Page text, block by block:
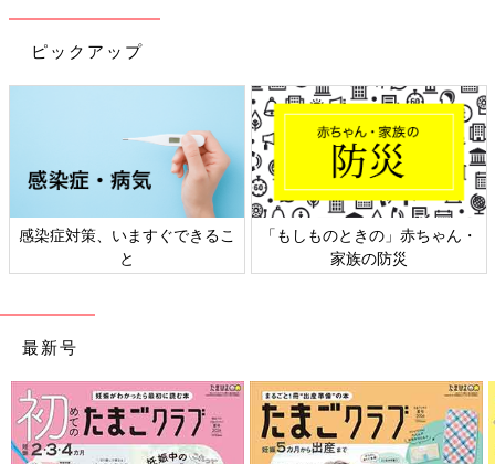
ピックアップ
日本外来小児科学会リーフレッ
ト検討会
六星占術 細木かおりさんの人生
相談
最新号